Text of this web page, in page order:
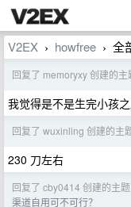
V2EX › howfree › 全
回复了 memoryxy 创建的主
我觉得是不是生完小孩
回复了 wuxinling 创建的主
230 刀左右
回复了 cby0414 创建的主题
渠道自用可不可行？